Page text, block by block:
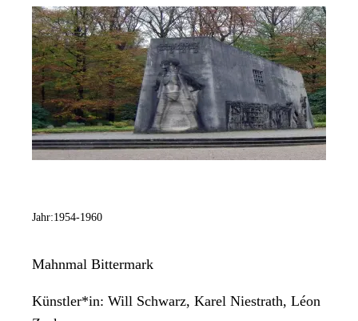
Jahr:1954-1960
Mahnmal Bittermark
Künstler*in: Will Schwarz, Karel Niestrath, Léon